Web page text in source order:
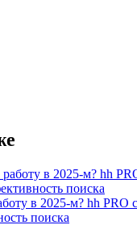
в 2025-м? hh PRO
поиска